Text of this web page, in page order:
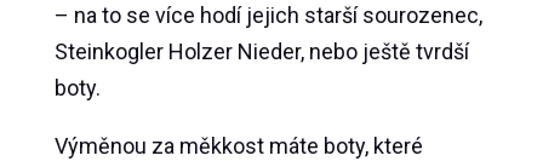
– na to se více hodí jejich starší sourozenec,
Steinkogler Holzer Nieder, nebo ještě tvrdší
boty.
Výměnou za měkkost máte boty, které